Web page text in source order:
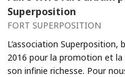
Superposition
FORT SUPERPOSITION
L’association Superposition,
2016 pour la promotion et la
son infinie richesse. Pour